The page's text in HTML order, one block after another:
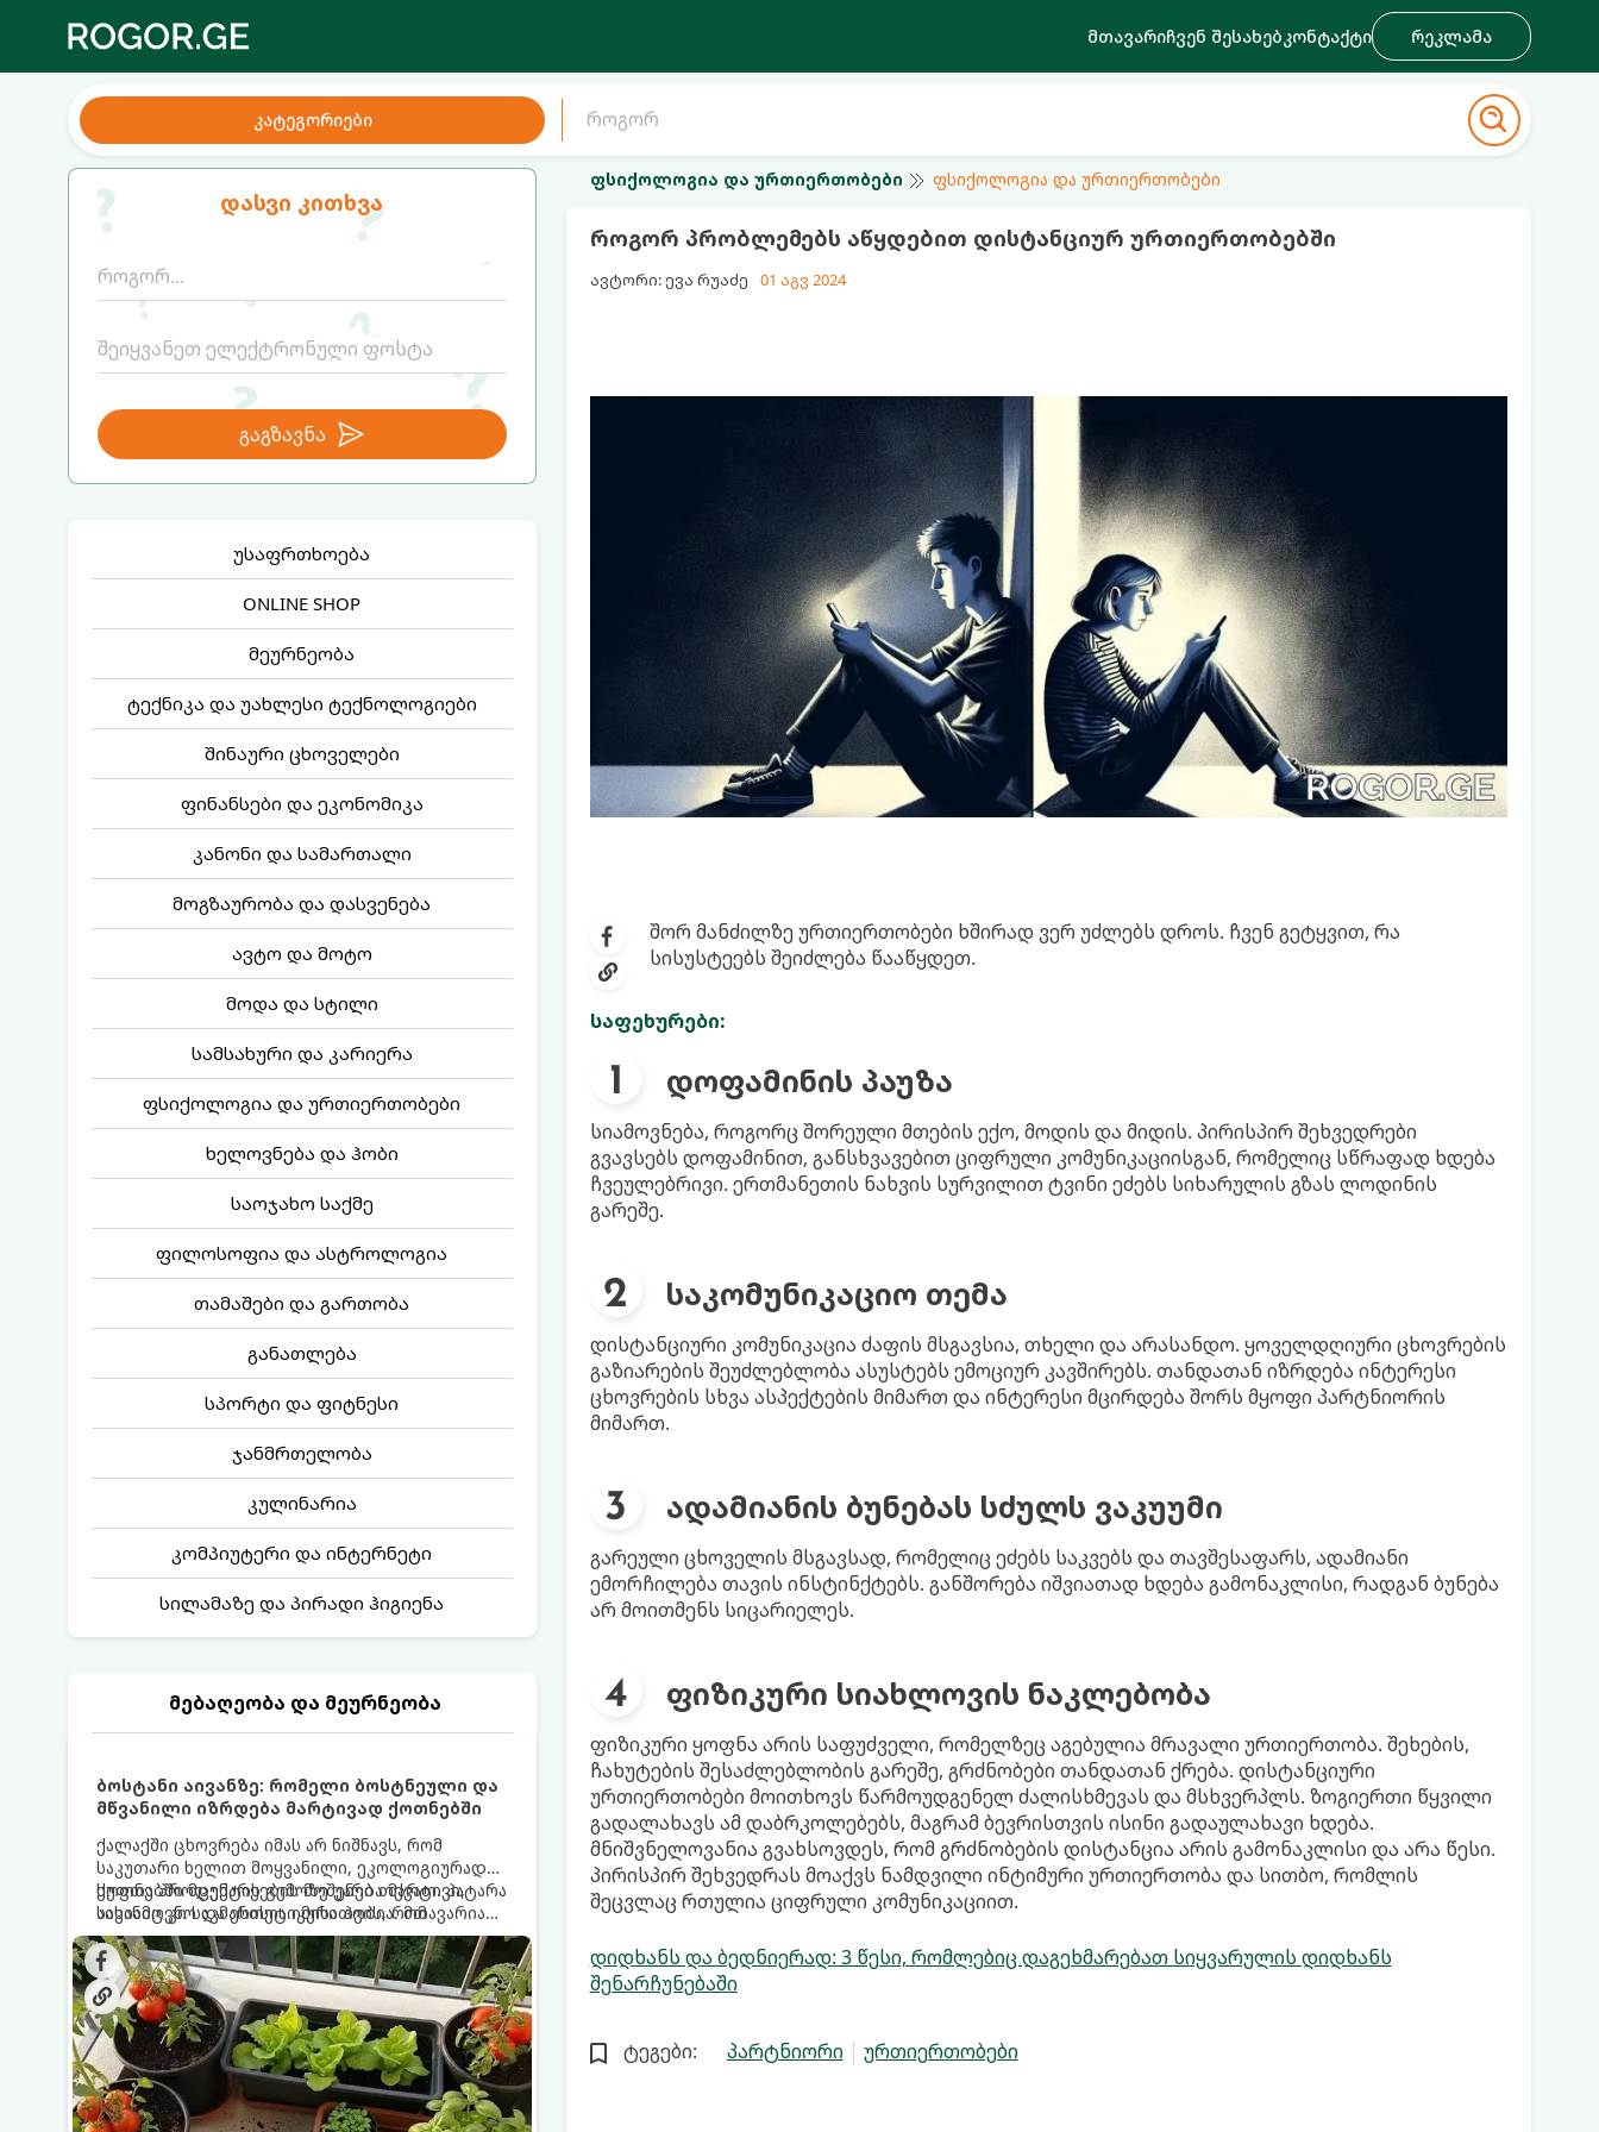
მთავარიჩვენ შესახებკონტაქტი რეკლამა
კატეგორიები
დასვი კითხვა
გაგზავნა
უსაფრთხოება
ONLINE SHOP
მეურნეობა
ტექნიკა და უახლესი ტექნოლოგიები
შინაური ცხოველები
ფინანსები და ეკონომიკა
კანონი და სამართალი
მოგზაურობა და დასვენება
ავტო და მოტო
მოდა და სტილი
სამსახური და კარიერა
ფსიქოლოგია და ურთიერთობები
ხელოვნება და ჰობი
საოჯახო საქმე
ფილოსოფია და ასტროლოგია
თამაშები და გართობა
განათლება
სპორტი და ფიტნესი
ჯანმრთელობა
კულინარია
კომპიუტერი და ინტერნეტი
სილამაზე და პირადი ჰიგიენა
მებაღეობა და მეურნეობა
ბოსტანი აივანზე: რომელი ბოსტნეული და
მწვანილი იზრდება მარტივად ქოთნებში
ქალაქში ცხოვრება იმას არ ნიშნავს, რომ
საკუთარი ხელით მოყვანილი, ეკოლოგიურად
სუფთა პროდუქტის გემოზე უარი თქვათ. პატარა
აივანიც კი საკმარისია იმისათვის, რომ
მოიწყოთ მინი-ბოსტანი, საიდანაც
ყოველდღიურად ახალ, არომატულ მწვანილსა
და ბოსტნეულს მოკრეფთ.
ქოთნებში მცენარეების მოშენება მარტივი,
სასიამოვნო და ესთეტიკური ჰობია. მთავარია
იცოდეთ, რომელი კულტურები ეგუებიან
ქოთნის პირობებს ყველაზე კარგად და როგორ
მოუაროთ მათ სწორად.
ფსიქოლოგია და ურთიერთობები ფსიქოლოგია და ურთიერთობები
როგორ პრობლემებს აწყდებით დისტანციურ ურთიერთობებში
ავტორი: ევა რუაძე 01 აგვ 2024
შორ მანძილზე ურთიერთობები ხშირად ვერ უძლებს დროს. ჩვენ გეტყვით, რა
სისუსტეებს შეიძლება წააწყდეთ.
საფეხურები:
დოფამინის პაუზა
სიამოვნება, როგორც შორეული მთების ექო, მოდის და მიდის. პირისპირ შეხვედრები
გვავსებს დოფამინით, განსხვავებით ციფრული კომუნიკაციისგან, რომელიც სწრაფად ხდება
ჩვეულებრივი. ერთმანეთის ნახვის სურვილით ტვინი ეძებს სიხარულის გზას ლოდინის
გარეშე.
საკომუნიკაციო თემა
დისტანციური კომუნიკაცია ძაფის მსგავსია, თხელი და არასანდო. ყოველდღიური ცხოვრების
გაზიარების შეუძლებლობა ასუსტებს ემოციურ კავშირებს. თანდათან იზრდება ინტერესი
ცხოვრების სხვა ასპექტების მიმართ და ინტერესი მცირდება შორს მყოფი პარტნიორის
მიმართ.
ადამიანის ბუნებას სძულს ვაკუუმი
გარეული ცხოველის მსგავსად, რომელიც ეძებს საკვებს და თავშესაფარს, ადამიანი
ემორჩილება თავის ინსტინქტებს. განშორება იშვიათად ხდება გამონაკლისი, რადგან ბუნება
არ მოითმენს სიცარიელეს.
ფიზიკური სიახლოვის ნაკლებობა
ფიზიკური ყოფნა არის საფუძველი, რომელზეც აგებულია მრავალი ურთიერთობა. შეხების,
ჩახუტების შესაძლებლობის გარეშე, გრძნობები თანდათან ქრება. დისტანციური
ურთიერთობები მოითხოვს წარმოუდგენელ ძალისხმევას და მსხვერპლს. ზოგიერთი წყვილი
გადალახავს ამ დაბრკოლებებს, მაგრამ ბევრისთვის ისინი გადაულახავი ხდება.
მნიშვნელოვანია გვახსოვდეს, რომ გრძნობების დისტანცია არის გამონაკლისი და არა წესი.
პირისპირ შეხვედრას მოაქვს ნამდვილი ინტიმური ურთიერთობა და სითბო, რომლის
შეცვლაც რთულია ციფრული კომუნიკაციით.
დიდხანს და ბედნიერად: 3 წესი, რომლებიც დაგეხმარებათ სიყვარულის დიდხანს
შენარჩუნებაში
ტეგები: პარტნიორი ურთიერთობები